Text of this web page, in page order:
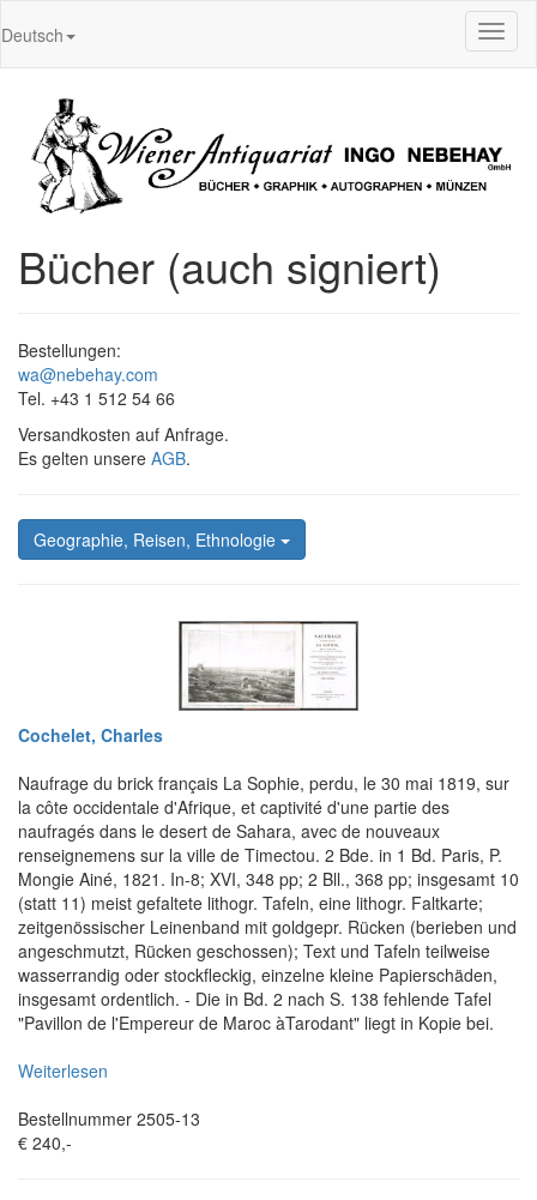
Deutsch
Bücher (auch signiert)
Bestellungen:
wa@nebehay.com
Tel. +43 1 512 54 66
Versandkosten auf Anfrage.
Es gelten unsere AGB.
Geographie, Reisen, Ethnologie
Cochelet, Charles
Naufrage du brick français La Sophie, perdu, le 30 mai 1819, sur
la côte occidentale d'Afrique, et captivité d'une partie des
naufragés dans le desert de Sahara, avec de nouveaux
renseignemens sur la ville de Timectou. 2 Bde. in 1 Bd. Paris, P.
Mongie Ainé, 1821. In-8; XVI, 348 pp; 2 Bll., 368 pp; insgesamt 10
(statt 11) meist gefaltete lithogr. Tafeln, eine lithogr. Faltkarte;
zeitgenössischer Leinenband mit goldgepr. Rücken (berieben und
angeschmutzt, Rücken geschossen); Text und Tafeln teilweise
wasserrandig oder stockfleckig, einzelne kleine Papierschäden,
insgesamt ordentlich. - Die in Bd. 2 nach S. 138 fehlende Tafel
"Pavillon de l'Empereur de Maroc àTarodant" liegt in Kopie bei.
Weiterlesen
Bestellnummer 2505-13
€ 240,-